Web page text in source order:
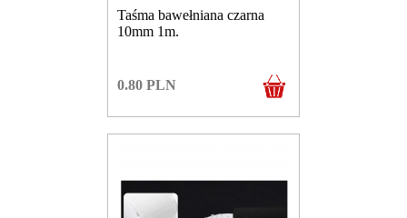
Taśma bawełniana czarna
10mm 1m.
0.80 PLN